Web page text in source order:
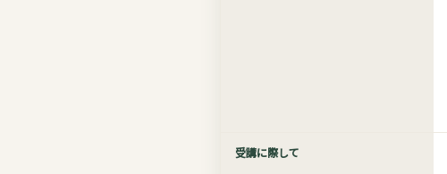
受講に際して